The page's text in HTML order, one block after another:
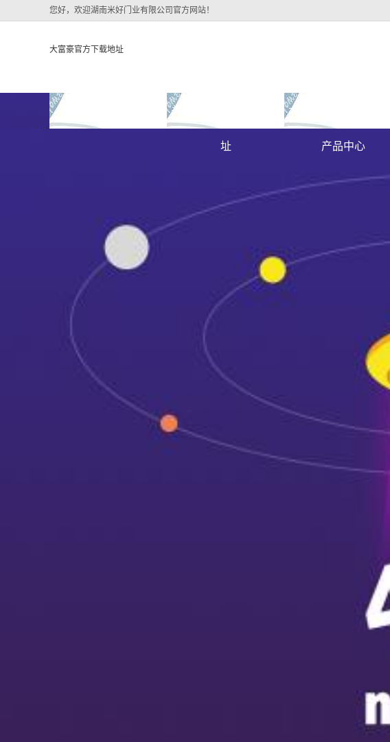
您好，欢迎湖南米好门业有限公司官方网站！
大富豪官方下载地址
关于大富豪官方下载地
址
大富豪官方下载地址的
大富豪官方下载地址
产品中心
原木门
实木复合门